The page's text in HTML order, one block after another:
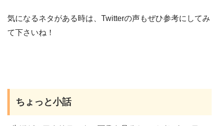
気になるネタがある時は、Twitterの声もぜひ参考にしてみ
て下さいね！
ちょっと小話